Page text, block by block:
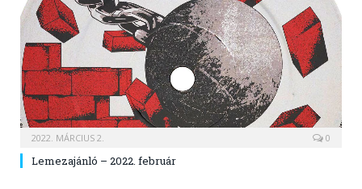
2022. MÁRCIUS 2. 0
Lemezajánló – 2022. február